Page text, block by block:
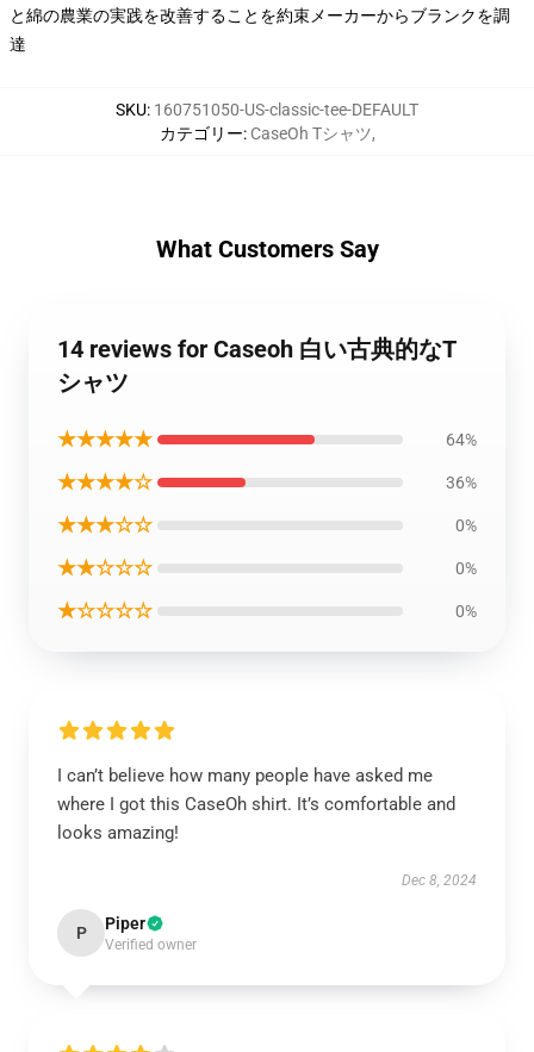
と綿の農業の実践を改善することを約束メーカーからブランクを調
達
SKU: 160751050-US-classic-tee-DEFAULT
カテゴリー: CaseOh Tシャツ,
What Customers Say
14 reviews for Caseoh 白い古典的なT
シャツ
★★★★★ 64%
★★★★☆ 36%
★★★☆☆ 0%
★★☆☆☆ 0%
★☆☆☆☆ 0%
I can’t believe how many people have asked me
where I got this CaseOh shirt. It’s comfortable and
looks amazing!
Dec 8, 2024
P Piper
Verified owner